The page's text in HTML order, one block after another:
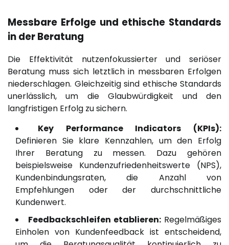
Messbare Erfolge und ethische Standards
in der Beratung
Die Effektivität nutzenfokussierter und seriöser
Beratung muss sich letztlich in messbaren Erfolgen
niederschlagen. Gleichzeitig sind ethische Standards
unerlässlich, um die Glaubwürdigkeit und den
langfristigen Erfolg zu sichern.
Key Performance Indicators (KPIs):
Definieren Sie klare Kennzahlen, um den Erfolg
Ihrer Beratung zu messen. Dazu gehören
beispielsweise Kundenzufriedenheitswerte (NPS),
Kundenbindungsraten, die Anzahl von
Empfehlungen oder der durchschnittliche
Kundenwert.
Feedbackschleifen etablieren: Regelmäßiges
Einholen von Kundenfeedback ist entscheidend,